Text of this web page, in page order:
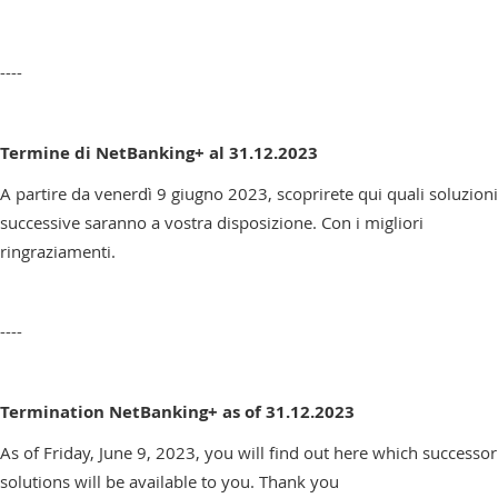
----
Termine di NetBanking+ al 31.12.2023
A partire da venerdì 9 giugno 2023, scoprirete qui quali soluzioni
successive saranno a vostra disposizione. Con i migliori
ringraziamenti.
----
Termination NetBanking+ as of 31.12.2023
As of Friday, June 9, 2023, you will find out here which successor
solutions will be available to you. Thank you